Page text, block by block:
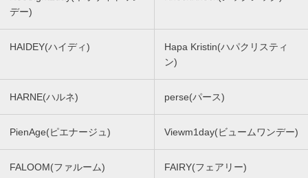
デー)
HAIDEY(ハイディ)
Hapa Kristin(ハパクリスティ
ン)
HARNE(ハルネ) perse(パース)
PienAge(ピエナージュ) Viewm1day(ビュームワンデー)
FALOOM(ファルーム) FAIRY(フェアリー)